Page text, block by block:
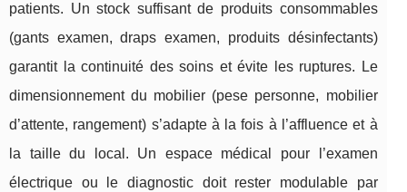
patients. Un stock suffisant de produits consommables
(gants examen, draps examen, produits désinfectants)
garantit la continuité des soins et évite les ruptures. Le
dimensionnement du mobilier (pese personne, mobilier
d’attente, rangement) s’adapte à la fois à l’affluence et à
la taille du local. Un espace médical pour l’examen
électrique ou le diagnostic doit rester modulable par